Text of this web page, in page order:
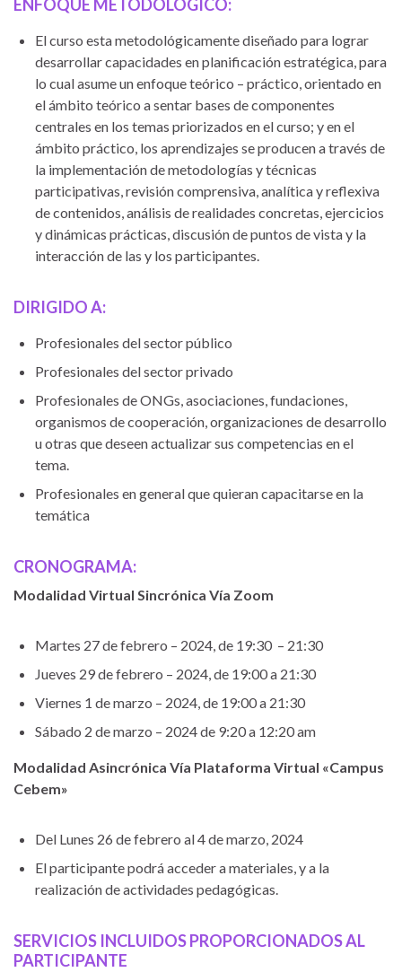
ENFOQUE METODOLÓGICO:
El curso esta metodológicamente diseñado para lograr
desarrollar capacidades en planificación estratégica, para
lo cual asume un enfoque teórico – práctico, orientado en
el ámbito teórico a sentar bases de componentes
centrales en los temas priorizados en el curso; y en el
ámbito práctico, los aprendizajes se producen a través de
la implementación de metodologías y técnicas
participativas, revisión comprensiva, analítica y reflexiva
de contenidos, análisis de realidades concretas, ejercicios
y dinámicas prácticas, discusión de puntos de vista y la
interacción de las y los participantes.
DIRIGIDO A:
Profesionales del sector público
Profesionales del sector privado
Profesionales de ONGs, asociaciones, fundaciones,
organismos de cooperación, organizaciones de desarrollo
u otras que deseen actualizar sus competencias en el
tema.
Profesionales en general que quieran capacitarse en la
temática
CRONOGRAMA:
Modalidad Virtual Sincrónica Vía Zoom
Martes 27 de febrero – 2024, de 19:30 – 21:30
Jueves 29 de febrero – 2024, de 19:00 a 21:30
Viernes 1 de marzo – 2024, de 19:00 a 21:30
Sábado 2 de marzo – 2024 de 9:20 a 12:20 am
Modalidad Asincrónica Vía Plataforma Virtual «Campus
Cebem»
Del Lunes 26 de febrero al 4 de marzo, 2024
El participante podrá acceder a materiales, y a la
realización de actividades pedagógicas.
SERVICIOS INCLUIDOSPROPORCIONADOS AL
PARTICIPANTE